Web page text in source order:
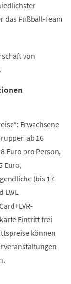
das Fußball-Team
von
Erwachsene
ab 16
Euro pro Person,
Euro,
(bis 17
LWL-
Eintritt frei
können